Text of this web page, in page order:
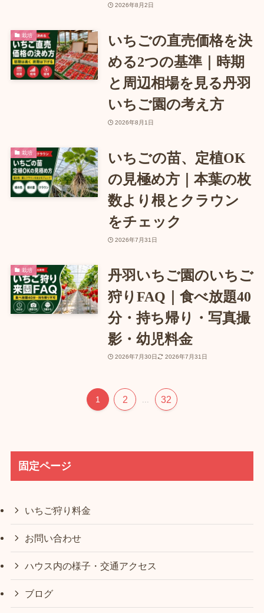
2026年8月2日
栽培
いちごの直売価格を決
める2つの基準｜時期
と周辺相場を見る丹羽
いちご園の考え方
2026年8月1日
栽培
いちごの苗、定植OK
の見極め方｜本葉の枚
数より根とクラウン
をチェック
2026年7月31日
栽培
丹羽いちご園のいちご
狩りFAQ｜食べ放題40
分・持ち帰り・写真撮
影・幼児料金
2026年7月30日 2026年7月31日
1 2 32
固定ページ
いちご狩り料金
お問い合わせ
ハウス内の様子・交通アクセス
ブログ